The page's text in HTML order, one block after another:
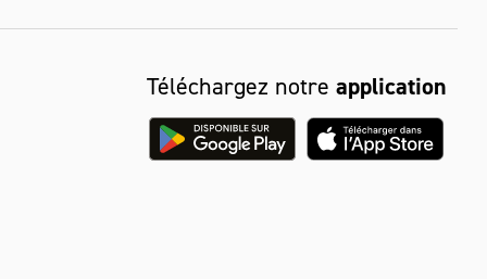
Téléchargez notre application